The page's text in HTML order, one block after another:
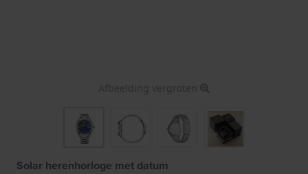
Afbeelding vergroten
Solar herenhorloge met datum